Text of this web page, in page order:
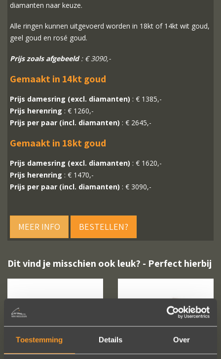
Toestemming Details Over
diamanten naar keuze.
Alle ringen kunnen uitgevoerd worden in 18kt of 14kt wit goud,
geel goud en rosé goud.
Prijs zoals afgebeeld: € 3090,-
Gemaakt in 14kt goud
Prijs damesring (excl. diamanten) : € 1385,-
Prijs herenring : € 1260,-
Prijs per paar (incl. diamanten) : € 2645,-
Gemaakt in 18kt goud
Prijs damesring (excl. diamanten) : € 1620,-
Prijs herenring : € 1470,-
Prijs per paar (incl. diamanten) : € 3090,-
MEER INFO BESTELLEN?
Dit vind je misschien ook leuk? - Perfect hierbij